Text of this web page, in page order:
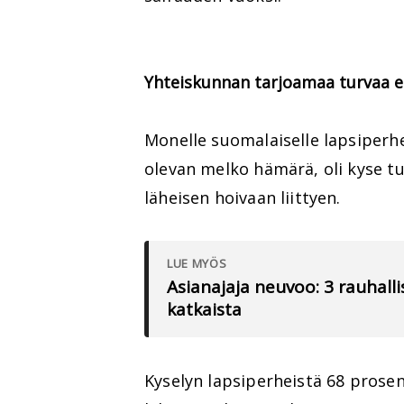
Yhteiskunnan tarjoamaa turvaa
Monelle suomalaiselle
olevan melko hämärä, oli kyse
läheisen hoivaan liittyen.
LUE MYÖS
Asianajaja neuvoo: 3
katkaista
Kyselyn lapsiperheistä 68